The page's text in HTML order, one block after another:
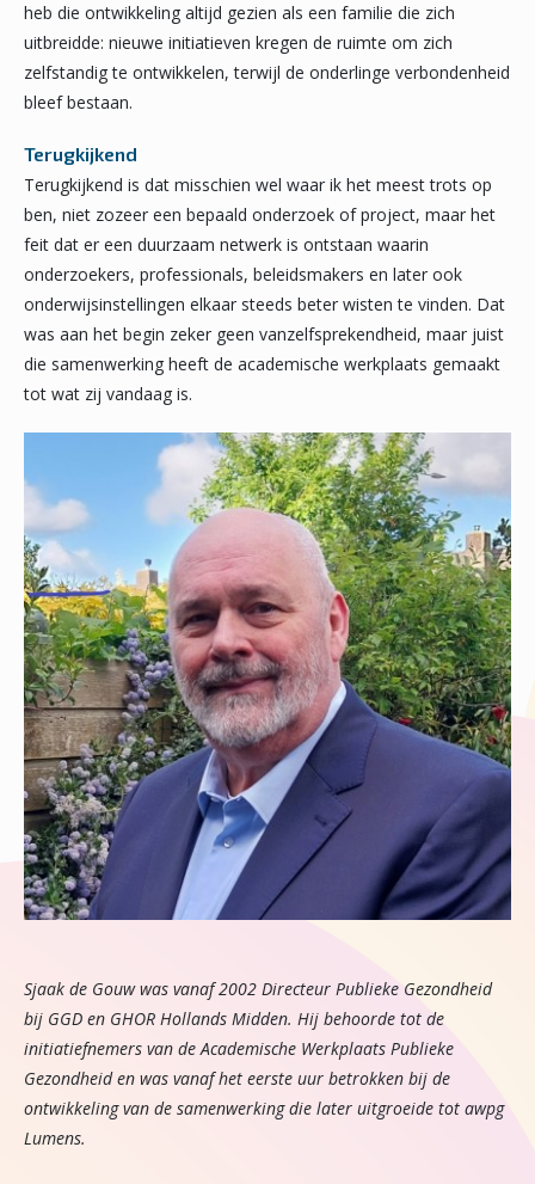
heb die ontwikkeling altijd gezien als een familie die zich
uitbreidde: nieuwe initiatieven kregen de ruimte om zich
zelfstandig te ontwikkelen, terwijl de onderlinge verbondenheid
bleef bestaan.
Terugkijkend
Terugkijkend is dat misschien wel waar ik het meest trots op
ben, niet zozeer een bepaald onderzoek of project, maar het
feit dat er een duurzaam netwerk is ontstaan waarin
onderzoekers, professionals, beleidsmakers en later ook
onderwijsinstellingen elkaar steeds beter wisten te vinden. Dat
was aan het begin zeker geen vanzelfsprekendheid, maar juist
die samenwerking heeft de academische werkplaats gemaakt
tot wat zij vandaag is.
Sjaak de Gouw was vanaf 2002 Directeur Publieke Gezondheid
bij GGD en GHOR Hollands Midden. Hij behoorde tot de
initiatiefnemers van de Academische Werkplaats Publieke
Gezondheid en was vanaf het eerste uur betrokken bij de
ontwikkeling van de samenwerking die later uitgroeide tot awpg
Lumens.